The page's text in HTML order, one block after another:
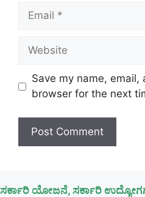
Email
Website
Save my name,
browser for the next
ಸರ್ಕಾರಿ ಯೋಜನೆ, ಸರ್ಕಾರಿ